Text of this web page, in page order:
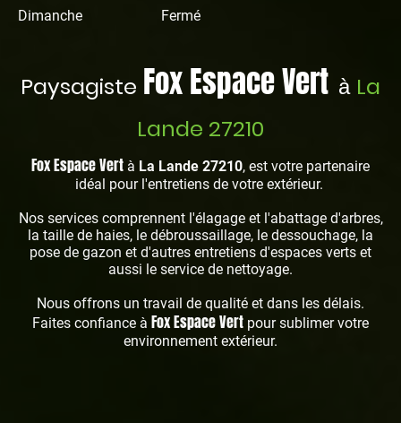
Dimanche
Fermé
Paysagiste Fox Espace Vert à La
Lande 27210
Fox Espace Vert à La Lande 27210, est votre partenaire
idéal pour l'entretiens de votre extérieur.
Nos services comprennent l'élagage et l'abattage d'arbres,
la taille de haies, le débroussaillage, le dessouchage, la
pose de gazon et d'autres entretiens d'espaces verts et
aussi le service de nettoyage.
Nous offrons un travail de qualité et dans les délais.
Faites confiance à Fox Espace Vert pour sublimer votre
environnement extérieur.